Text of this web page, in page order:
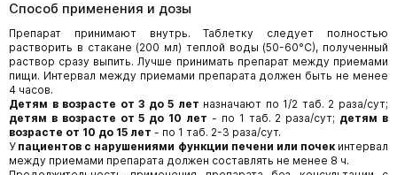
Способ применения и дозы
Препарат принимают внутрь. Таблетку следует полностью
растворить в стакане (200 мл) теплой воды (50-60°С), полученный
раствор сразу выпить. Лучше принимать препарат между приемами
пищи. Интервал между приемами препарата должен быть не менее
4 часов.
Детям в возрасте от 3 до 5 лет назначают по 1/2 таб. 2 раза/сут;
детям в возрасте от 5 до 10 лет - по 1 таб. 2 раза/сут; детям в
возрасте от 10 до 15 лет - по 1 таб. 2-3 раза/сут.
У пациентов с нарушениями функции печени или почекинтервал
между приемами препарата должен составлять не менее 8 ч.